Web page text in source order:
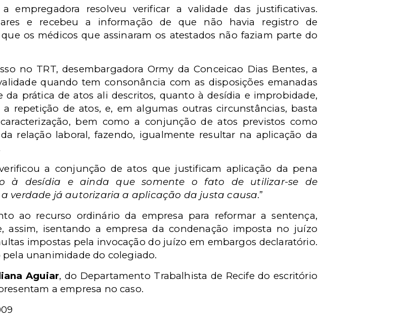
empregadora resolveu verificar a validade das justificativas.
e recebeu a informação de que não havia registro de
os médicos que assinaram os atestados não faziam parte do
no TRT, desembargadora Ormy da Conceicao Dias Bentes, a
quando tem consonância com as disposições emanadas
da prática de atos ali descritos, quanto à desídia e improbidade,
repetição de atos, e, em algumas outras circunstâncias, basta
bem como a conjunção de atos previstos como
relação laboral, fazendo, igualmente resultar na aplicação da
a conjunção de atos que justificam aplicação da pena
à desídia e ainda que somente o fato de utilizar-se de
verdade já autorizaria a aplicação da justa causa.”
ao recurso ordinário da empresa para reformar a sentença,
assim, isentando a empresa da condenação imposta no juízo
impostas pela invocação do juízo em embargos declaratório.
unanimidade do colegiado.
Aguiar, do Departamento Trabalhista de Recife do escritório
a empresa no caso.